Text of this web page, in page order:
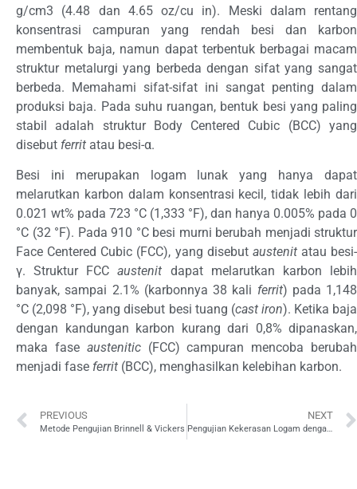
g/cm3 (4.48 dan 4.65 oz/cu in). Meski dalam rentang
konsentrasi campuran yang rendah besi dan karbon
membentuk baja, namun dapat terbentuk berbagai macam
struktur metalurgi yang berbeda dengan sifat yang sangat
berbeda. Memahami sifat-sifat ini sangat penting dalam
produksi baja. Pada suhu ruangan, bentuk besi yang paling
stabil adalah struktur Body Centered Cubic (BCC) yang
disebut ferrit atau besi-α.
Besi ini merupakan logam lunak yang hanya dapat
melarutkan karbon dalam konsentrasi kecil, tidak lebih dari
0.021 wt% pada 723 °C (1,333 °F), dan hanya 0.005% pada 0
°C (32 °F). Pada 910 °C besi murni berubah menjadi struktur
Face Centered Cubic (FCC), yang disebut austenitatau besi-
γ. Struktur FCCaustenit dapat melarutkan karbon lebih
banyak, sampai 2.1% (karbonnya 38 kali ferrit) pada 1,148
°C (2,098 °F), yang disebut besi tuang (cast iron). Ketika baja
dengan kandungan karbon kurang dari 0,8% dipanaskan,
maka fase austenitic(FCC) campuran mencoba berubah
menjadi fase ferrit (BCC), menghasilkan kelebihan karbon.
PREVIOUS
Metode Pengujian Brinnell & Vickers
NEXT
Pengujian Kekerasan Logam dengan Metode Rockwell